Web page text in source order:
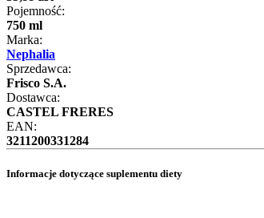
Pojemność:
750 ml
Marka:
Nephalia
Sprzedawca:
Frisco S.A.
Dostawca:
CASTEL FRERES
EAN:
3211200331284
Informacje dotyczące suplementu diety